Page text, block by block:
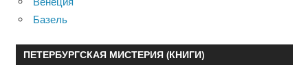
Базель
ПЕТЕРБУРГСКАЯ МИСТЕРИЯ (КНИГИ)